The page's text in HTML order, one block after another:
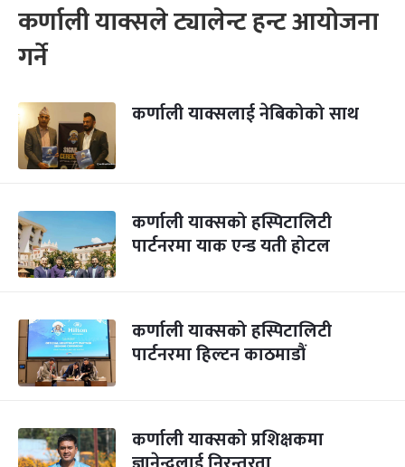
कर्णाली याक्सले ट्यालेन्ट हन्ट आयोजना
गर्ने
कर्णाली याक्सलाई नेबिकोको साथ
कर्णाली याक्सको हस्पिटालिटी
पार्टनरमा याक एन्ड यती होटल
कर्णाली याक्सको हस्पिटालिटी
पार्टनरमा हिल्टन काठमाडौं
कर्णाली याक्सको प्रशिक्षकमा